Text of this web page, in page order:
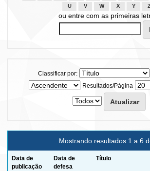
U
V W X Y
ou entre com as primeiras
Classificar por:
Resultados/Página
Mostrando resultados 1 a 6
Data de
publicação
Data de
defesa
Título